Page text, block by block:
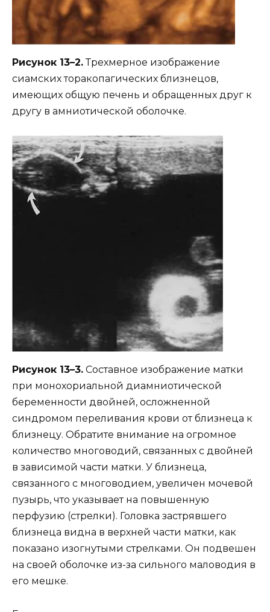
Рисунок 13–2.Трехмерное изображение
сиамских торакопагических близнецов,
имеющих общую печень и обращенных друг к
другу в амниотической оболочке.
Рисунок 13–3. Составное изображение матки
при монохориальной диамниотической
беременности двойней, осложненной
синдромом переливания крови от близнеца к
близнецу. Обратите внимание на огромное
количество многоводий, связанных с двойней
в зависимой части матки. У близнеца,
связанного с многоводием, увеличен мочевой
пузырь, что указывает на повышенную
перфузию (стрелки). Головка застрявшего
близнеца видна в верхней части матки, как
показано изогнутыми стрелками. Он подвешен
на своей оболочке из-за сильного маловодия в
его мешке.